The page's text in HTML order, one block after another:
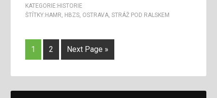
KATEGORIE: HISTORIE
ŠTÍTKY: HAMR, HBZS, OSTRAVA,STRÁŽ POD RALSKEM
1 2 Next Page »